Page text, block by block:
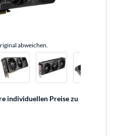
abweichen.
individuellen Preise zu